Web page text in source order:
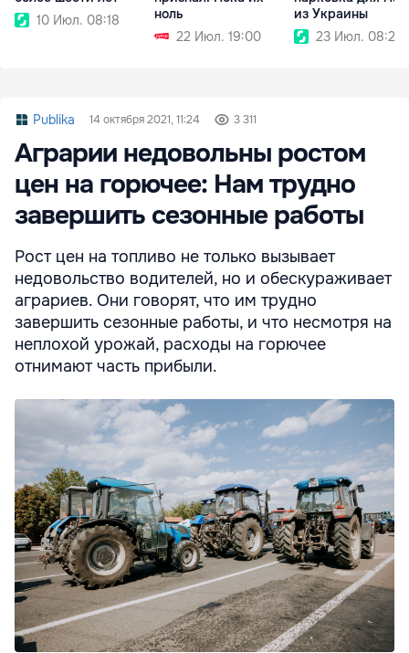
10 Июл. 08:18
ноль
22 Июл. 19:00
из Украины
23 Июл. 08:28
Publika 14 октября 2021, 11:24 3 311
Аграрии недовольны ростом
цен на горючее: Нам трудно
завершить сезонные работы
Рост цен на топливо не только вызывает
недовольство водителей, но и обескураживает
аграриев. Они говорят, что им трудно
завершить сезонные работы, и что несмотря на
неплохой урожай, расходы на горючее
отнимают часть прибыли.